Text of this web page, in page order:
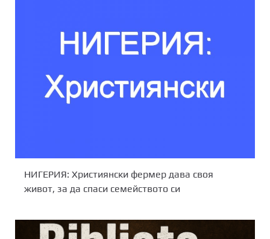
НИГЕРИЯ: Християнски фермер дава своя
живот, за да спаси семейството си